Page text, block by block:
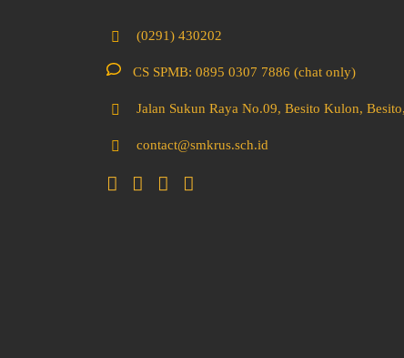
(0291) 430202
CS SPMB: 0895 0307 7886 (chat only)
Jalan Sukun Raya No.09, Besito Kulon,
contact@smkrus.sch.id